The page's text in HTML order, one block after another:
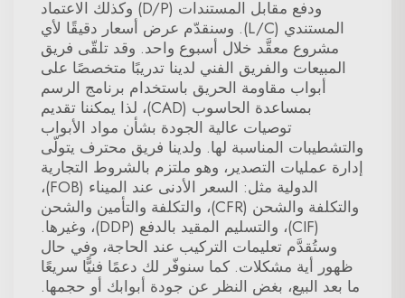
ودفع مقابل المستندات (D/P) وكذلك الاعتماد
المستندي (L/C). وسنقدّم عرض أسعار دقيقًا لأي
مشروع معقَّد خلال أسبوع واحد. وقد تلقّى فريق
المبيعات والفريق الفني لدينا تدريبًا متخصصًا على
أبواب مقاومة الحريق باستخدام برنامج الرسم
بمساعدة الحاسوب (CAD)، لذا يمكننا تقديم
توصيات عالية الجودة بشأن مواد الأبواب
والتشطيبات المناسبة لها. ولدينا فريق محترف يتولّى
إدارة عمليات التصدير، وهو ملتزم بالشروط التجارية
الدولية مثل: السعر الأدنى عند الميناء (FOB)،
والتكلفة والشحن (CFR)، والتكلفة والتأمين والشحن
(CIF)، والتسليم المقيد بالدفع (DDP)، وغيرها.
وستُقدَّم تعليمات التركيب عند الحاجة، وفي حال
ظهور أية مشكلات. كما سنوفّر لك دعمًا فنيًّا سريعًا
ما بعد البيع، بغض النظر عن جودة أبوابك أو حجمها.